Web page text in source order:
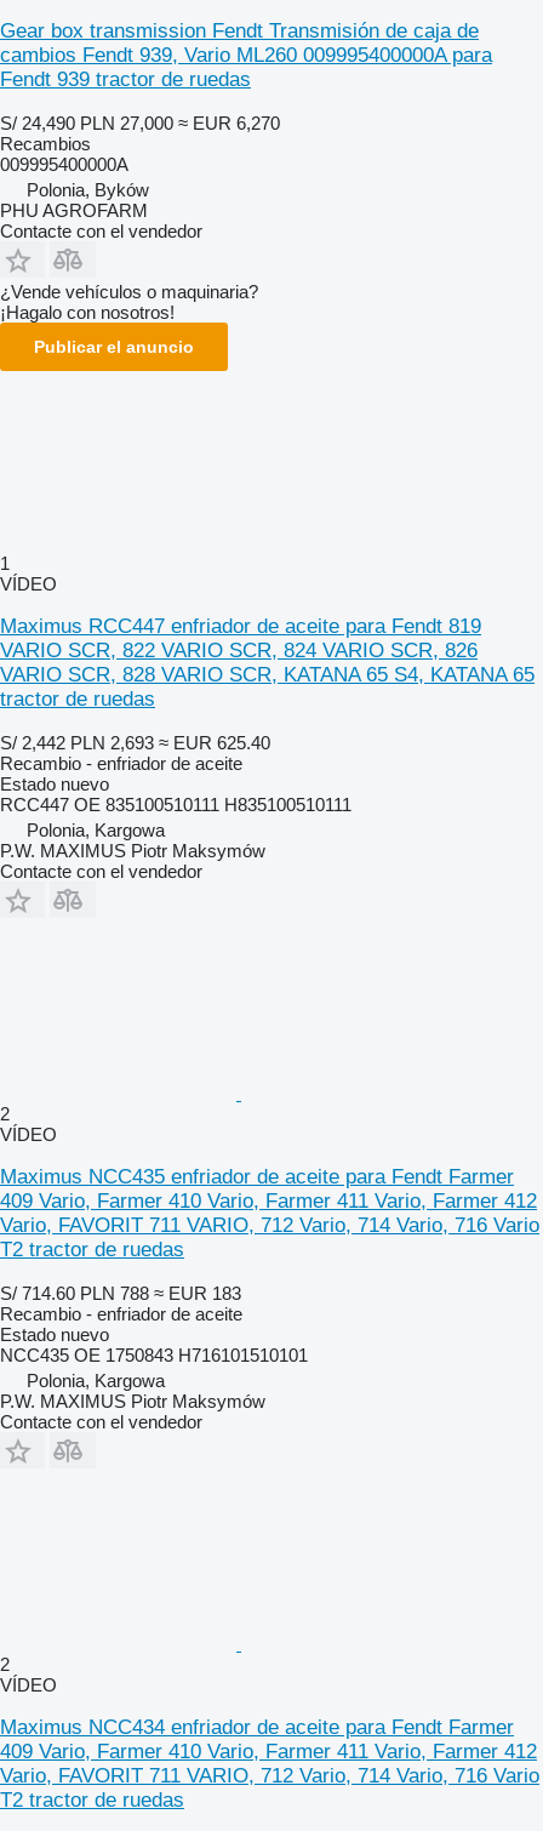
Gear box transmission Fendt Transmisión de caja de
cambios Fendt 939, Vario ML260 009995400000A para
Fendt 939 tractor de ruedas
S/ 24,490 PLN 27,000 ≈ EUR 6,270
Recambios
009995400000A
Polonia, Byków
PHU AGROFARM
Contacte con el vendedor
¿Vende vehículos o maquinaria?
¡Hagalo con nosotros!
Publicar el anuncio
1
VÍDEO
Maximus RCC447 enfriador de aceite para Fendt 819
VARIO SCR, 822 VARIO SCR, 824 VARIO SCR, 826
VARIO SCR, 828 VARIO SCR, KATANA 65 S4, KATANA 65
tractor de ruedas
S/ 2,442 PLN 2,693 ≈ EUR 625.40
Recambio - enfriador de aceite
Estado nuevo
RCC447 OE 835100510111 H835100510111
Polonia, Kargowa
P.W. MAXIMUS Piotr Maksymów
Contacte con el vendedor
2
VÍDEO
Maximus NCC435 enfriador de aceite para Fendt Farmer
409 Vario, Farmer 410 Vario, Farmer 411 Vario, Farmer 412
Vario, FAVORIT 711 VARIO, 712 Vario, 714 Vario, 716 Vario
T2 tractor de ruedas
S/ 714.60 PLN 788 ≈ EUR 183
Recambio - enfriador de aceite
Estado nuevo
NCC435 OE 1750843 H716101510101
Polonia, Kargowa
P.W. MAXIMUS Piotr Maksymów
Contacte con el vendedor
2
VÍDEO
Maximus NCC434 enfriador de aceite para Fendt Farmer
409 Vario, Farmer 410 Vario, Farmer 411 Vario, Farmer 412
Vario, FAVORIT 711 VARIO, 712 Vario, 714 Vario, 716 Vario
T2 tractor de ruedas